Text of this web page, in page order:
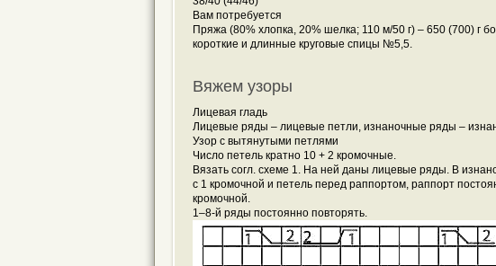
Вам потребуется
Пряжа (80% хлопка, 20% шелка; 110 м/50 г) – 650 (700)
короткие и длинные круговые спицы №5,5.
Вяжем узоры
Лицевая гладь
Лицевые ряды – лицевые петли, изнаночные ряды –
Узор с вытянутыми петлями
Число петель кратно 10 + 2 кромочные.
Вязать согл. схеме 1. На ней даны лицевые ряды. В
с 1 кромочной и петель перед раппортом, раппорт
кромочной.
1–8-й ряды постоянно повторять.